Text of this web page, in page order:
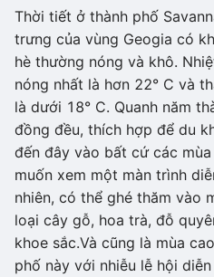
Thời tiết ở thành phố
trưng của vùng Geogia có
hè thường nóng và khô.
nóng nhất là hơn 22° C và
là dưới 18° C. Quanh năm
đồng đều, thích hợp để du
đến đây vào bất cứ các
muốn xem một màn trình
nhiên, có thể ghé thăm vào
loại cây gỗ, hoa trà, đỗ
khoe sắc.Và cũng là mùa
phố này với nhiễu lễ hội